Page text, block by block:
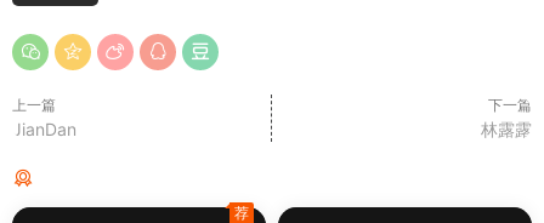
上一篇
JianDan
下一篇
林露露
荐